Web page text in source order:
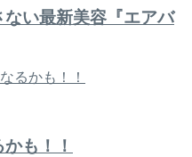
い最新美容『エアバ
も！！